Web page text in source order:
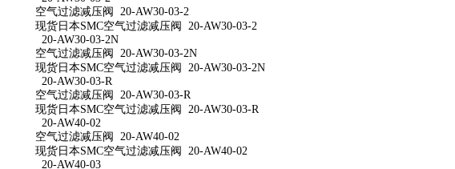
空气过滤减压阀 20-AW30-03-2
现货日本SMC空气过滤减压阀 20-AW30-03-2
20-AW30-03-2N
空气过滤减压阀 20-AW30-03-2N
现货日本SMC空气过滤减压阀 20-AW30-03-2N
20-AW30-03-R
空气过滤减压阀 20-AW30-03-R
现货日本SMC空气过滤减压阀 20-AW30-03-R
20-AW40-02
空气过滤减压阀 20-AW40-02
现货日本SMC空气过滤减压阀 20-AW40-02
20-AW40-03